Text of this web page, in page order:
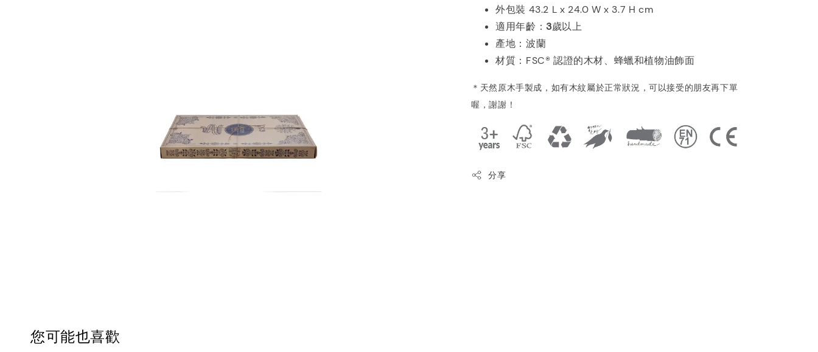
外包裝 43.2 L x 24.0 W x 3.7 H cm
適用年齡：3歲以上
產地：波蘭
材質： FSC® 認證的木材、蜂蠟和植物油飾面
＊天然原木手製成，如有木紋屬於正常狀況，可以接受的朋友再下單
喔，謝謝！
分享
您可能也喜歡